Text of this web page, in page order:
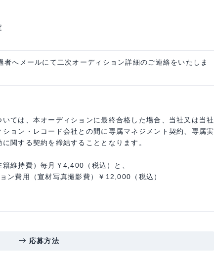
者へメールにて二次オーディション詳細のご連絡をいたしま
ては、本オーディションに最終合格した場合、当社又は当社
ョン・レコード会社との間に専属マネジメント契約、専属実
関する契約を締結することとなります。
維持費）毎月￥4,400（税込）と、
ン費用（宣材写真撮影費）￥12,000（税込）
応募方法